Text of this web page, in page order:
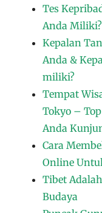
Tes
Anda
Kepalan
Anda &
miliki?
Tempat
Tokyo –
Anda
Cara
Online
Tibet
Budaya